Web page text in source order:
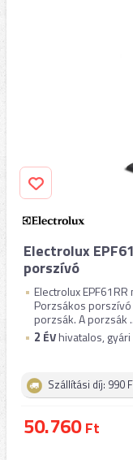
Electrolux
porszívó
Electrolux
Porzsákos
porzsák. A porzsák
2 ÉVhivatalos,
Szállítási díj: 990
50.760Ft